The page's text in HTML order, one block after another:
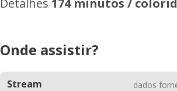
Detalhes 174 minutos /
Onde assistir?
Stream dados